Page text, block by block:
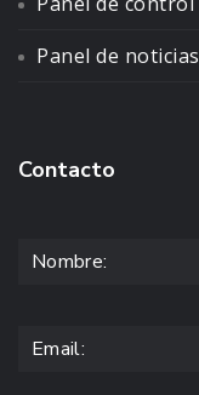
Panel de noticias
Contacto